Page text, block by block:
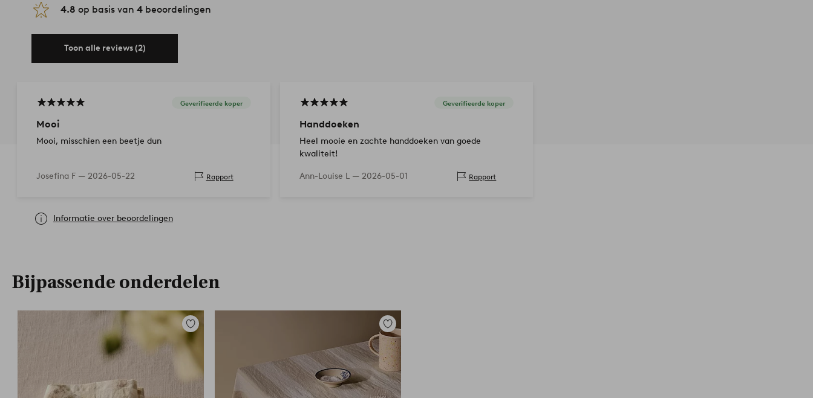
4.8 op basis van 4 beoordelingen
Toon alle reviews (2)
Geverifieerde koper
Mooi
Mooi, misschien een beetje dun
Josefina F — 2026-05-22 Rapport
Geverifieerde koper
Handdoeken
Heel mooie en zachte handdoeken van goede
kwaliteit!
Ann-Louise L — 2026-05-01 Rapport
Informatie over beoordelingen
Bijpassende onderdelen
Toevoegen
aan
favorieten
Toevoegen
aan
favorieten